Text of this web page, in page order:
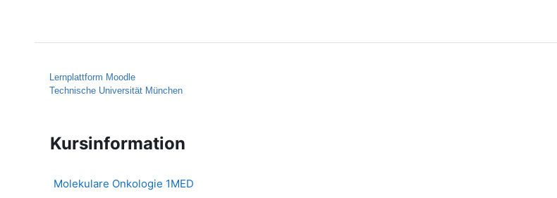
Lernplattform Moodle
Technische Universität München
Kursinformation
Molekulare Onkologie 1MED